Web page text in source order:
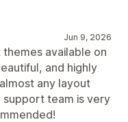
Jun 9, 2026
available on
and highly
any layout
team is very